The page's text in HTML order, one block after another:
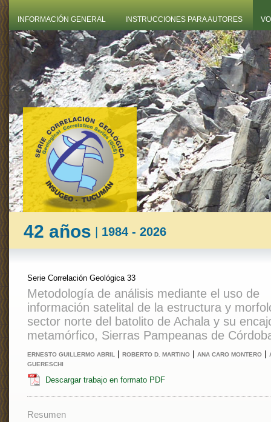
INFORMACIÓN GENERAL INSTRUCCIONES PARA AUTORES
42 años | 1984 - 2026
Serie Correlación Geológica 33
Metodología de análisis mediante el uso de
información satelital de la estructura y
sector norte del batolito de Achala y su
metamórfico, Sierras Pampeanas de
ERNESTO GUILLERMO ABRIL | ROBERTO D. MARTINO | ANA CARO MONTERO |
GUERESCHI
Descargar trabajo en formato PDF
Resumen